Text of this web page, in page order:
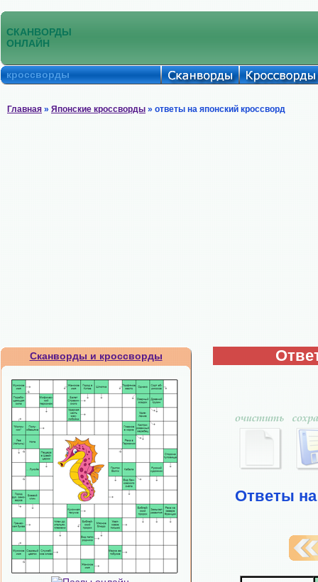
СКАНВОРДЫ
ОНЛАЙН
кроссворды
Главная » Японские кроссворды » ответы на японский кроссворд
Сканворды и кроссворды
Ответы на